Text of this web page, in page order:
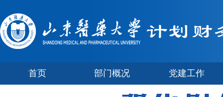
首页 部门概况 党建工作